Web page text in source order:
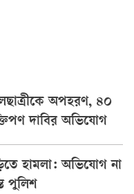
অপহরণ, ৪০
দাবির অভিযোগ
হামলা: অভিযোগ না
পুলিশ